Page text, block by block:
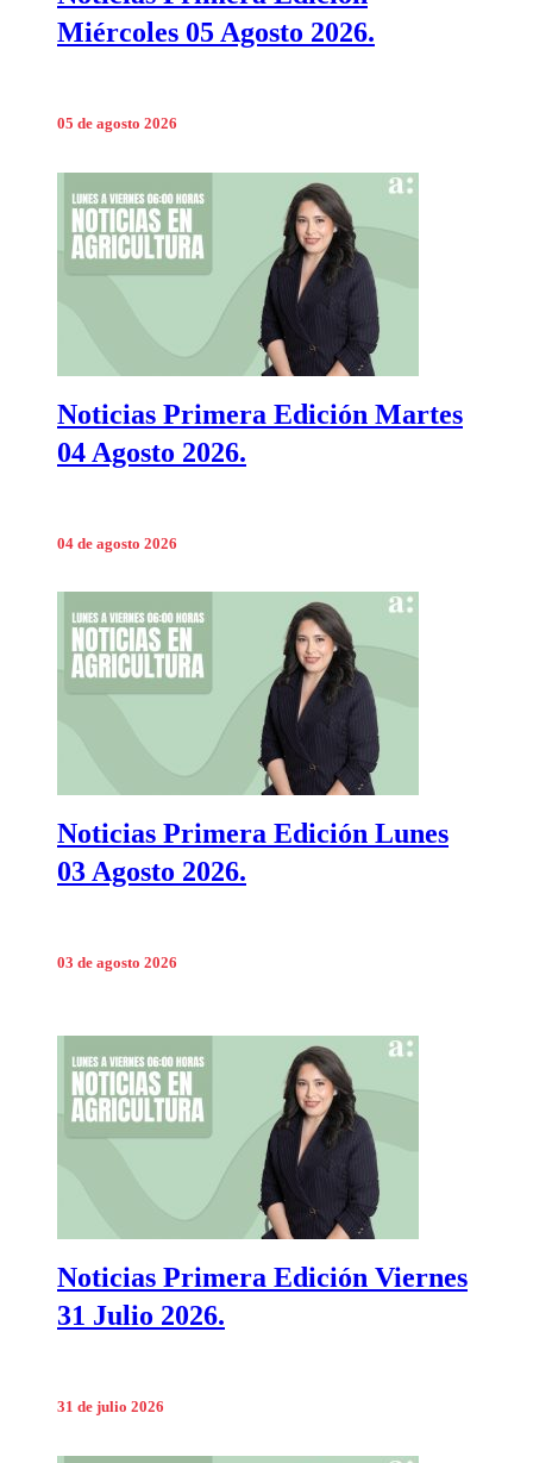
Miércoles 05 Agosto 2026.
05 de agosto 2026
Noticias Primera Edición Martes
04 Agosto 2026.
04 de agosto 2026
Noticias Primera Edición Lunes
03 Agosto 2026.
03 de agosto 2026
Noticias Primera Edición Viernes
31 Julio 2026.
31 de julio 2026